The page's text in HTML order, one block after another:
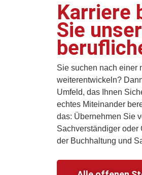
Karriere
Sie
Sie suchen nach einer
weiterentwickeln?
Umfeld, das Ihnen
echtes Miteinander
das: Übernehmen Sie
Sachverständiger oder
der Buchhaltung und